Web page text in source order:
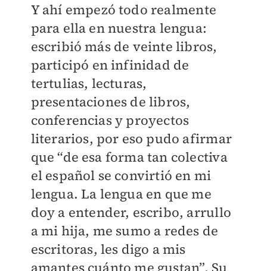
Y ahí empezó todo realmente
para ella en nuestra lengua:
escribió más de veinte libros,
participó en infinidad de
tertulias, lecturas,
presentaciones de libros,
conferencias y proyectos
literarios, por eso pudo afirmar
que “de esa forma tan colectiva
el español se convirtió en mi
lengua. La lengua en que me
doy a entender, escribo, arrullo
a mi hija, me sumo a redes de
escritoras, les digo a mis